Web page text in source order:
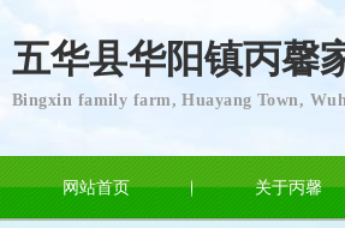
五华县华阳镇丙馨
Bingxin family farm, Huayang Town,
网站首页 关于丙馨